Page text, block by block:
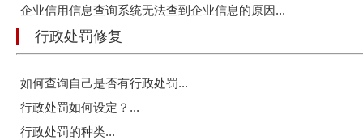
企业信用信息查询系统无法查到企业信息的原因...
行政处罚修复
如何查询自己是否有行政处罚...
行政处罚如何设定？...
行政处罚的种类...